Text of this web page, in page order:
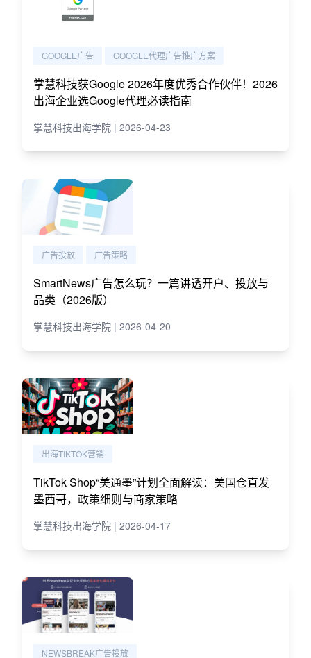
GOOGLE广告 GOOGLE代理广告推广方案
掌慧科技获Google 2026年度优秀合作伙伴！2026
出海企业选Google代理必读指南
掌慧科技出海学院 | 2026-04-23
广告投放 广告策略
SmartNews广告怎么玩？一篇讲透开户、投放与
品类（2026版）
掌慧科技出海学院 | 2026-04-20
出海TIKTOK营销
TikTok Shop“美通墨”计划全面解读：美国仓直发
墨西哥，政策细则与商家策略
掌慧科技出海学院 | 2026-04-17
NEWSBREAK广告投放